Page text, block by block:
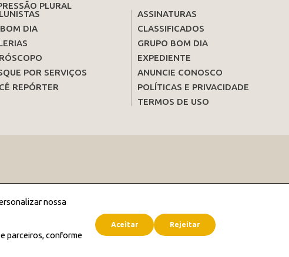
PLURAL
DIA
POR SERVIÇOS
REPÓRTER
ASSINATURAS
CLASSIFICADOS
GRUPO BOM DIA
EXPEDIENTE
ANUNCIE CONOSCO
POLÍTICAS E PRIVACIDADE
TERMOS DE USO
nossa
parceiros, conforme
Aceitar Rejeitar